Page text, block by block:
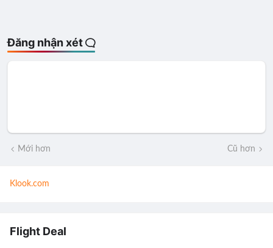
Đăng nhận xét
Mới hơn Cũ hơn
Klook.com
Flight Deal